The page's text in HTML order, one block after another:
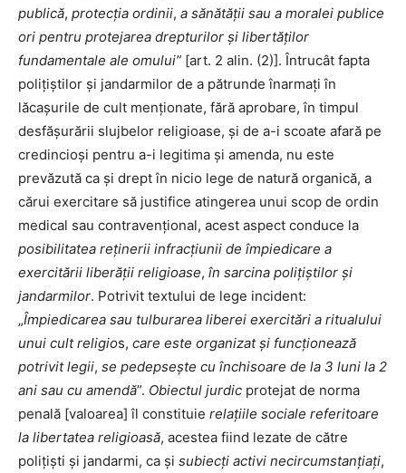
publică, protecția ordinii, a sănătății sau a moralei publice
ori pentru protejarea drepturilor și libertăților
fundamentale ale omului” [art. 2 alin. (2)]. Întrucât fapta
polițiștilor și jandarmilor de a pătrunde înarmați în
lăcașurile de cult menționate, fără aprobare, în timpul
desfășurării slujbelor religioase, și de a-i scoate afară pe
credincioși pentru a-i legitima și amenda, nu este
prevăzută ca și drept în nicio lege de natură organică, a
cărui exercitare să justifice atingerea unui scop de ordin
medical sau contravențional, acest aspect conduce la
posibilitatea reținerii infracțiunii de împiedicare a
exercitării liberății religioase, în sarcina polițiștilor și
jandarmilor. Potrivit textului de lege incident:
„Împiedicarea sau tulburarea liberei exercitări a ritualului
unui cult religios, care este organizat și funcționează
potrivit legii, se pedepsește cu închisoare de la 3 luni la 2
ani sau cu amendă”. Obiectul jurdic protejat de norma
penală [valoarea] îl constituie relațiile sociale referitoare
la libertatea religioasă, acestea fiind lezate de către
polițiști și jandarmi, ca și subiecți activi necircumstanțiați,